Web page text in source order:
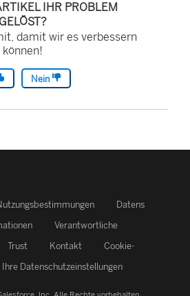
IHR PROBLEM
GELÖST?
damit wir es verbessern
können!
Nein
Datens
Verantwortliche
Trust Kontakt
Cookie-
Ihre Datenschutzeinstellungen